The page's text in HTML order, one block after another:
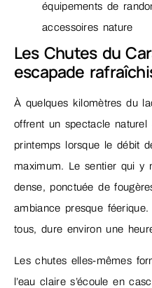
équipements de
accessoires nature
Les Chutes du
escapade
À quelques kilomètres du
offrent un spectacle naturel
printemps lorsque le débit
maximum. Le sentier qui y
dense, ponctuée de
ambiance presque
tous, dure environ une
Les chutes elles-mêmes
l’eau claire s’écoule en